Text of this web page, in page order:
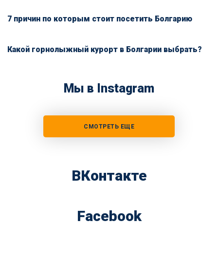
7 причин по которым стоит посетить Болгарию
Какой горнолыжный курорт в Болгарии выбрать?
Мы в Instagram
СМОТРЕТЬ ЕЩЕ
ВКонтакте
Facebook